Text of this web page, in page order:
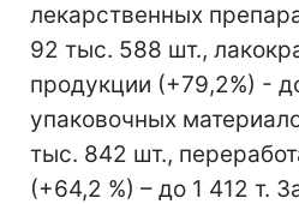
лекарственных
92 тыс. 588 шт.,
продукции (+79,2%) -
упаковочных
тыс. 842 шт.,
(+64,2 %) – до 1 412 т.